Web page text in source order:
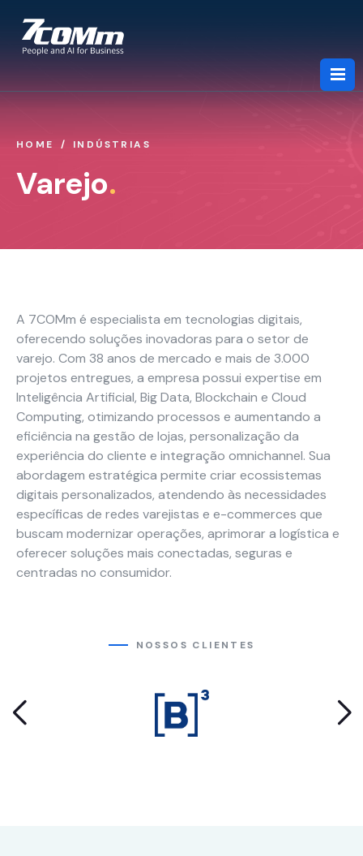
Sobre Nós
Parcerias
Carreiras
Blog
HOME INDÚSTRIAS
Varejo.
A 7COMm é especialista em tecnologias digitais,
oferecendo soluções inovadoras para o setor de
varejo. Com 38 anos de mercado e mais de 3.000
projetos entregues, a empresa possui expertise em
Inteligência Artificial, Big Data, Blockchain e Cloud
Computing, otimizando processos e aumentando a
eficiência na gestão de lojas, personalização da
experiência do cliente e integração omnichannel. Sua
abordagem estratégica permite criar ecossistemas
digitais personalizados, atendendo às necessidades
específicas de redes varejistas e e-commerces que
buscam modernizar operações, aprimorar a logística e
oferecer soluções mais conectadas, seguras e
centradas no consumidor.
NOSSOS CLIENTES
Necessário
Esses cookies
não são
opcionais. São
necessários
para o
funcionamento
do site.